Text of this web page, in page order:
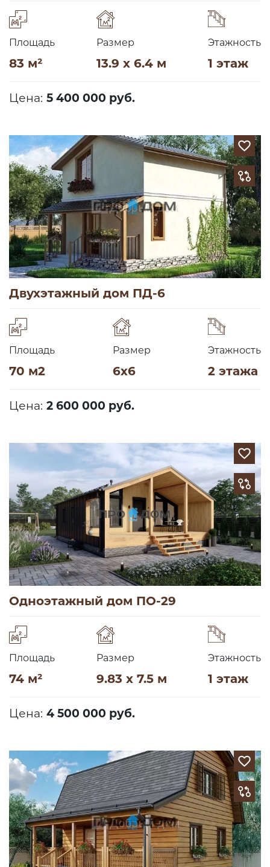
Площадь
83 м²
Размер
13.9 x 6.4 м
Этажность
1 этаж
Цена: 5 400 000 руб.
Двухэтажный дом ПД-6
Площадь
70 м2
Размер
6х6
Этажность
2 этажа
Цена: 2 600 000 руб.
Одноэтажный дом ПО-29
Площадь
74 м²
Размер
9.83 x 7.5 м
Этажность
1 этаж
Цена: 4 500 000 руб.